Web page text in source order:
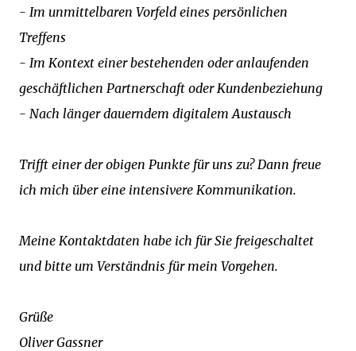
- Im unmittelbaren Vorfeld eines persönlichen
Treffens
- Im Kontext einer bestehenden oder anlaufenden
geschäftlichen Partnerschaft oder Kundenbeziehung
- Nach länger dauerndem digitalem Austausch
Trifft einer der obigen Punkte für uns zu? Dann freue
ich mich über eine intensivere Kommunikation.
Meine Kontaktdaten habe ich für Sie freigeschaltet
und bitte um Verständnis für mein Vorgehen.
Grüße
Oliver Gassner